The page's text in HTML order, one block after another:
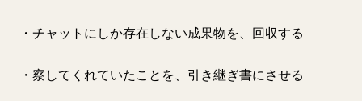
・チャットにしか存在しない成果物を、回収する
・察してくれていたことを、引き継ぎ書にさせる